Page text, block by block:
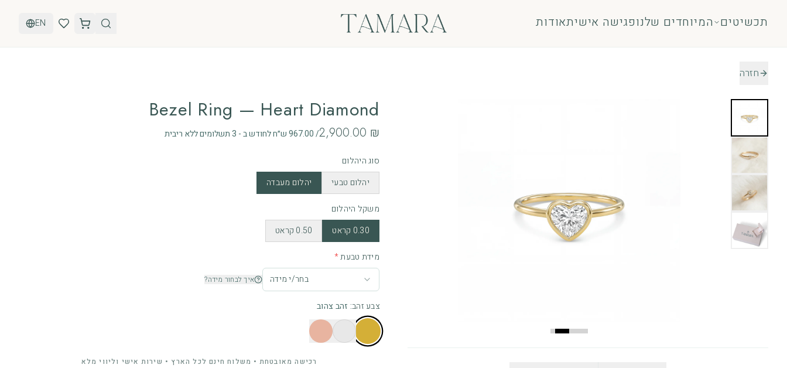
EN תכשיטים המיוחדים שלנופגישה אישיתאודות
חזרה
Bezel Ring — Heart Diamond
‏2,900.00 ₪ / 967.00 ש״ח לחודש ב - 3 תשלומים ללא ריבית
סוג היהלום
יהלום טבעי
יהלום מעבדה
משקל היהלום
0.30 קראט
0.50 קראט
מידת טבעת*
בחר/י מידה
איך לבחור מידה?
צבע זהב: זהב צהוב
רכישה מאובטחת • משלוח חינם לכל הארץ • שירות אישי וליווי מלא